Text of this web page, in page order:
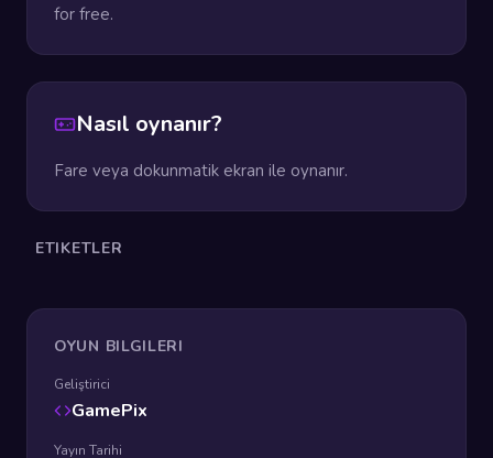
for free.
Nasıl oynanır?
Fare veya dokunmatik ekran ile oynanır.
ETIKETLER
OYUN BILGILERI
Geliştirici
GamePix
Yayın Tarihi